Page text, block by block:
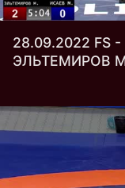
28.09.2022 FS
ЭЛЬТЕМИРОВ